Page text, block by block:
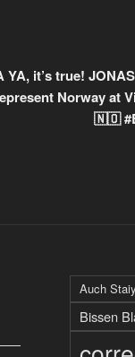
YA, it’s true!
Norway at
🇳🇴
Auch Staiy
Bissen